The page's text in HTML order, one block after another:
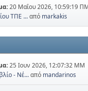
20 Μαΐου 2026, 10:59:19
ΤΠΕ ...από markakis
25 Ιουν 2026, 12:07:32 ΜΜ
- Νέ...από mandarinos